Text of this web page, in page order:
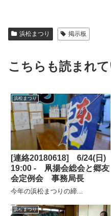
浜松まつり 掲示板
こちらも読まれて
浜松まつり
[連絡20180618] 6/24(日)
19:00 - 凧揚会総会と郷友
会定例会 事務局長
今年の浜松まつりの締...
浜松まつり